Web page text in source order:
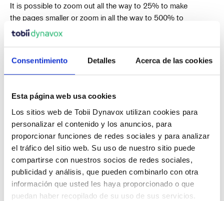
Consentimiento Detalles Acerca de las cookies
Esta página web usa cookies
Los sitios web de Tobii Dynavox utilizan cookies para
personalizar el contenido y los anuncios, para
proporcionar funciones de redes sociales y para analizar
el tráfico del sitio web. Su uso de nuestro sitio puede
compartirse con nuestros socios de redes sociales,
publicidad y análisis, que pueden combinarlo con otra
información que usted les haya proporcionado o que
puedan haber recopilado de su uso de sus servicios.
It is possible to zoom out all the way to 25% to make
the pages smaller or zoom in all the way to 500% to
make the pages larger.
Artículos recientes
También en Artículos de apoyo